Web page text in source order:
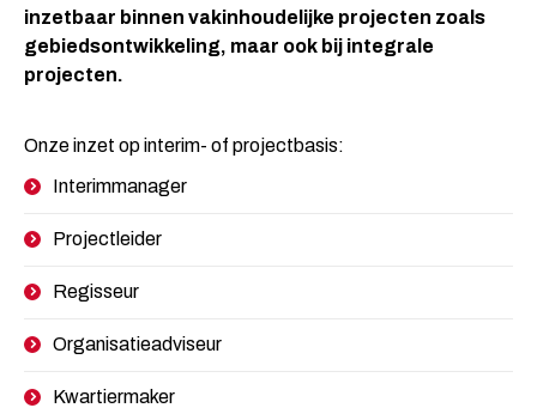
inzetbaar binnen vakinhoudelijke projecten zoals
gebiedsontwikkeling, maar ook bij integrale
projecten.
Onze inzet op interim- of projectbasis:
Interimmanager
Projectleider
Regisseur
Organisatieadviseur
Kwartiermaker